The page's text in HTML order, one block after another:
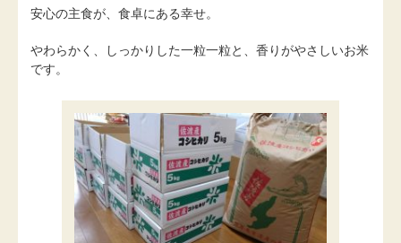
安心の主食が、食卓にある幸せ。
やわらかく、しっかりした一粒一粒と、香りがやさしいお米
です。